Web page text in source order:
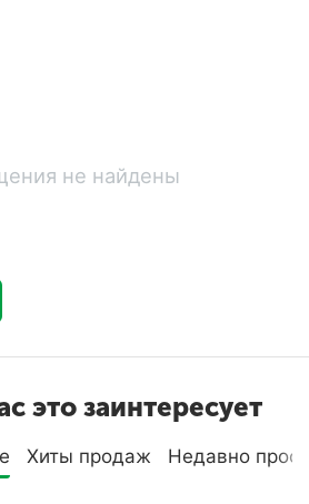
не найдены
это заинтересует
Хиты продаж Недавно